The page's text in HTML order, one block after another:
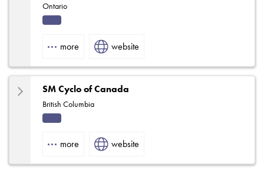
Ontario
more website
SM Cyclo of Canada
British Columbia
more website